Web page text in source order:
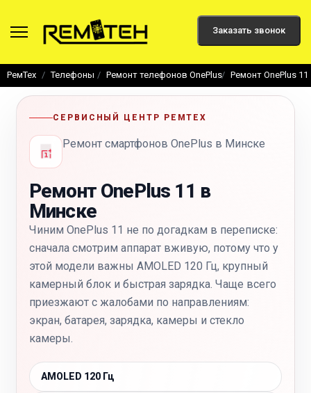
Заказать звонок
РемТех Телефоны Ремонт телефонов OnePlus Ремонт OnePlus 11
СЕРВИСНЫЙ ЦЕНТР РЕМТЕХ
Ремонт смартфонов OnePlus в Минске
Ремонт OnePlus 11 в
Минске
Чиним OnePlus 11 не по догадкам в переписке:
сначала смотрим аппарат вживую, потому что у
этой модели важны AMOLED 120 Гц, крупный
камерный блок и быстрая зарядка. Чаще всего
приезжают с жалобами по направлениям:
экран, батарея, зарядка, камеры и стекло
камеры.
AMOLED 120 Гц